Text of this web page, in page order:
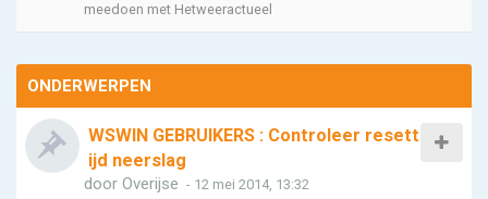
meedoen met Hetweeractueel
ONDERWERPEN
WSWIN GEBRUIKERS : Controleer resett
ijd neerslag
door Overijse - 12 mei 2014, 13:32